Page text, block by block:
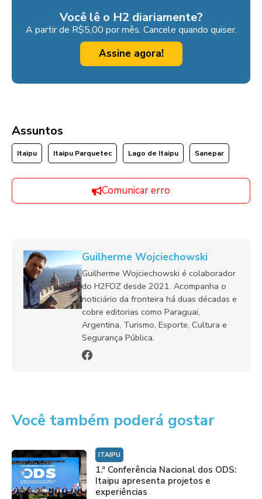
Você lê o H2 diariamente?
A partir de R$5,00 por mês. Cancele quando quiser.
Assine agora!
Assuntos
Itaipu Itaipu Parquetec Lago de Itaipu Sanepar
Comunicar erro
Guilherme Wojciechowski
Guilherme Wojciechowski é colaborador
do H2FOZ desde 2021. Acompanha o
noticiário da fronteira há duas décadas e
cobre editorias como Paraguai,
Argentina, Turismo, Esporte, Cultura e
Segurança Pública.
Você também poderá gostar
ITAIPU
1.ª Conferência Nacional dos ODS:
Itaipu apresenta projetos e
experiências